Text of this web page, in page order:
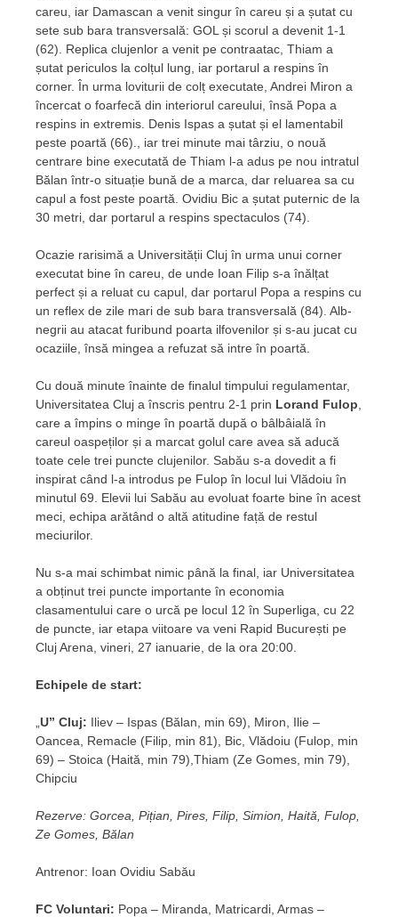
careu, iar Damascan a venit singur în careu și a șutat cu
sete sub bara transversală: GOL și scorul a devenit 1-1
(62). Replica clujenlor a venit pe contraatac, Thiam a
șutat periculos la colțul lung, iar portarul a respins în
corner. În urma loviturii de colț executate, Andrei Miron a
încercat o foarfecă din interiorul careului, însă Popa a
respins in extremis. Denis Ispas a șutat și el lamentabil
peste poartă (66)., iar trei minute mai târziu, o nouă
centrare bine executată de Thiam l-a adus pe nou intratul
Bălan într-o situație bună de a marca, dar reluarea sa cu
capul a fost peste poartă. Ovidiu Bic a șutat puternic de la
30 metri, dar portarul a respins spectaculos (74).
Ocazie rarisimă a Universității Cluj în urma unui corner
executat bine în careu, de unde Ioan Filip s-a înălțat
perfect și a reluat cu capul, dar portarul Popa a respins cu
un reflex de zile mari de sub bara transversală (84). Alb-
negrii au atacat furibund poarta ilfovenilor și s-au jucat cu
ocaziile, însă mingea a refuzat să intre în poartă.
Cu două minute înainte de finalul timpului regulamentar,
Universitatea Cluj a înscris pentru 2-1 prin Lorand Fulop
care a împins o minge în poartă după o bâlbâială în
careul oaspeților și a marcat golul care avea să aducă
toate cele trei puncte clujenilor. Sabău s-a dovedit a fi
inspirat când l-a introdus pe Fulop în locul lui Vlădoiu în
minutul 69. Elevii lui Sabău au evoluat foarte bine în acest
meci, echipa arătând o altă atitudine față de restul
meciurilor.
Nu s-a mai schimbat nimic până la final, iar Universitatea
a obținut trei puncte importante în economia
clasamentului care o urcă pe locul 12 în Superliga, cu 22
de puncte, iar etapa viitoare va veni Rapid București pe
Cluj Arena, vineri, 27 ianuarie, de la ora 20:00.
Echipele de start:
U” Cluj: Iliev – Ispas (Bălan, min 69), Miron, Ilie –
Oancea, Remacle (Filip, min 81), Bic, Vlădoiu (Fulop, min
69) – Stoica (Haită, min 79),Thiam (Ze Gomes, min 79),
Chipciu
Rezerve: Gorcea, Pițian, Pires, Filip, Simion, Haită, Fulop,
Ze Gomes, Bălan
Antrenor: Ioan Ovidiu Sabău
FC Voluntari: Popa – Miranda, Matricardi, Armas –